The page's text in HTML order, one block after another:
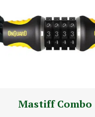
Mastiff Combo